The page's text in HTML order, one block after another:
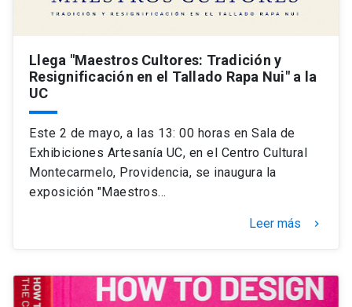
Futuros estudiantes
Académicos
Alumni launch
Padres y familia
Go to english site
Admisión launch
Mi Cuenta UC
Correo UC launch
Llega "Maestros Cultores: Tradición y
Resignificación en el Tallado Rapa Nui" a la
UC
Este 2 de mayo, a las 13: 00 horas en Sala de
Exhibiciones Artesanía UC, en el Centro Cultural
Montecarmelo, Providencia, se inaugura la
exposición "Maestros…
Leer más keyboard_arrow_right